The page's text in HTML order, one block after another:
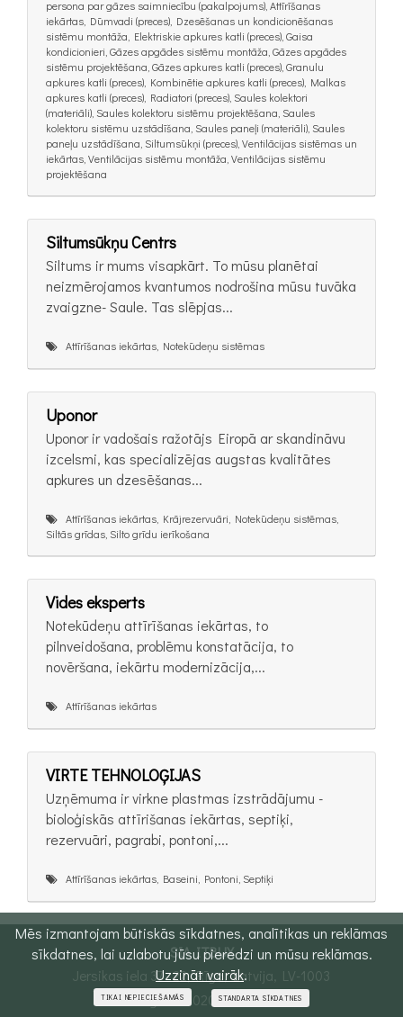
persona par gāzes saimniecību (pakalpojums), Attīrīšanas
iekārtas, Dūmvadi (preces), Dzesēšanas un kondicionēšanas
sistēmu montāža, Elektriskie apkures katli (preces), Gaisa
kondicionieri, Gāzes apgādes sistēmu montāža, Gāzes apgādes
sistēmu projektēšana, Gāzes apkures katli (preces), Granulu
apkures katli (preces), Kombinētie apkures katli (preces), Malkas
apkures katli (preces), Radiatori (preces), Saules kolektori
(materiāli), Saules kolektoru sistēmu projektēšana, Saules
kolektoru sistēmu uzstādīšana, Saules paneļi (materiāli), Saules
paneļu uzstādīšana, Siltumsūkņi (preces), Ventilācijas sistēmas un
iekārtas, Ventilācijas sistēmu montāža, Ventilācijas sistēmu
projektēšana
Siltumsūkņu Centrs
Siltums ir mums visapkārt. To mūsu planētai
neizmērojamos kvantumos nodrošina mūsu tuvāka
zvaigzne- Saule. Tas slēpjas...
Attīrīšanas iekārtas, Notekūdeņu sistēmas
Uponor
Uponor ir vadošais ražotājs Eiropā ar skandināvu
izcelsmi, kas specializējas augstas kvalitātes
apkures un dzesēšanas...
Attīrīšanas iekārtas, Krājrezervuāri, Notekūdeņu sistēmas,
Siltās grīdas, Silto grīdu ierīkošana
Vides eksperts
Notekūdeņu attīrīšanas iekārtas, to
pilnveidošana, problēmu konstatācija, to
novēršana, iekārtu modernizācija,...
Attīrīšanas iekārtas
VIRTE TEHNOLOĢIJAS
Uzņēmuma ir virkne plastmas izstrādājumu -
bioloģiskās attīrišanas iekārtas, septiķi,
rezervuāri, pagrabi, pontoni,...
Attīrīšanas iekārtas, Baseini, Pontoni, Septiķi
Mēs izmantojam būtiskās sīkdatnes, analītikas un reklāmas
sīkdatnes, lai uzlabotu jūsu pieredzi un mūsu reklāmas.
Uzzināt vairāk.
TIKAI NEPIECIEŠAMĀS STANDARTA SĪKDATNES
SIA ITBUX
Jersikas iela 37 - 22, Rīga, Latvija, LV-1003
Reģ. Nr. 40203573889